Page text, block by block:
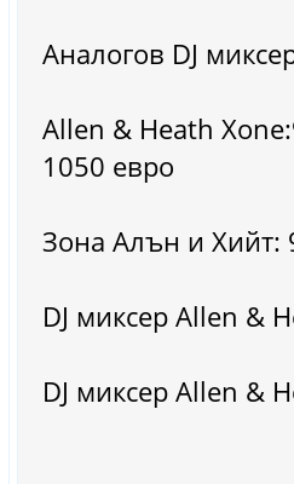
Аналогов DJ
Allen & Heath
1050 евро
Зона Алън и Хийт:
DJ миксер Allen &
DJ миксер Allen &